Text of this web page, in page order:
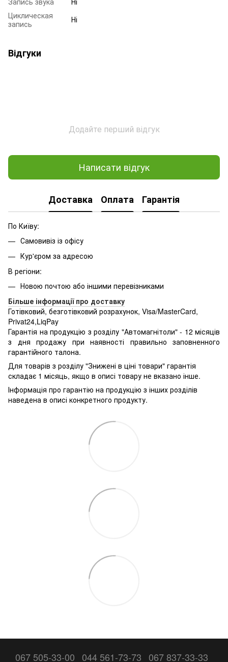
Циклическая
запись
Ні
Відгуки
Додайте перший відгук
Написати відгук
Доставка Оплата Гарантія
По Київу:
Самовивіз із офісу
Кур'єром за адресою
В регіони:
Новою почтою або іншими перевізниками
Більше інформації про доставку
Готівковий, безготівковий розрахунок, Visa/MasterCard,
Privat24,LiqPay
Гарантія на продукцію з розділу "Автомагнітоли" - 12 місяців
з дня продажу при наявності правильно заповненного
гарантійного талона.
Для товарів з розділу "Знижені в ціні товари" гарантія
складає 1 місяць, якщо в описі товару не вказано інше.
Інформація про гарантію на продукцію з інших розділів
наведена в описі конкретного продукту.
067 505-33-00 044 561-73-73 067 837-33-33